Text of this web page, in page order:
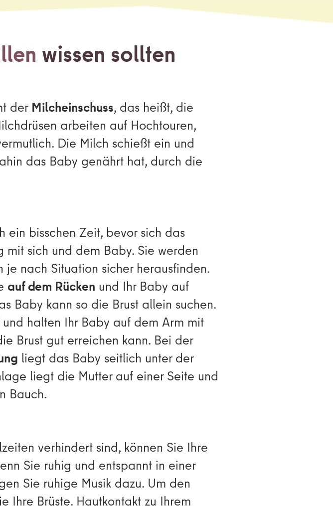
wissen sollten
der Milcheinschuss, das heißt, die
arbeiten auf Hochtouren,
Die Milch schießt ein und
das Baby genährt hat, durch die
ein bisschen Zeit, bevor sich das
sich und dem Baby. Sie werden
nach Situation sicher herausfinden.
auf dem Rücken und Ihr Baby auf
Baby kann so die Brust allein suchen.
halten Ihr Baby auf dem Arm mit
Brust gut erreichen kann. Bei der
liegt das Baby seitlich unter der
liegt die Mutter auf einer Seite und
Bauch.
verhindert sind, können Sie Ihre
Sie ruhig und entspannt in einer
Sie ruhige Musik dazu. Um den
Ihre Brüste. Hautkontakt zu Ihrem